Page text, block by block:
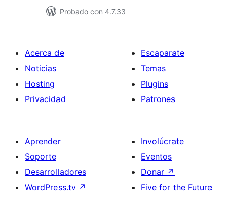
Probado con 4.7.33
Acerca de
Noticias
Hosting
Privacidad
Escaparate
Temas
Plugins
Patrones
Aprender
Soporte
Desarrolladores
WordPress.tv ↗
Involúcrate
Eventos
Donar ↗
Five for the Future